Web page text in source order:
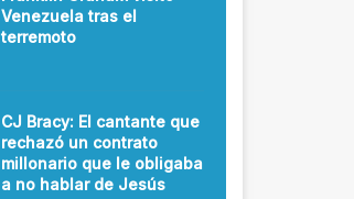
Venezuela tras el
terremoto
CJ Bracy: El cantante que
rechazó un contrato
millonario que le obligaba
a no hablar de Jesús